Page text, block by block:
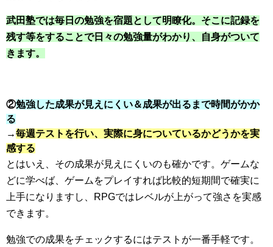
武田塾では毎日の勉強を宿題として明瞭化。そこに記録を
残す等をすることで日々の勉強量がわかり、自身がついて
きます。
②勉強した成果が見えにくい＆成果が出るまで時間がかか
る
→毎週テストを行い、実際に身についているかどうかを実
感する
とはいえ、その成果が見えにくいのも確かです。ゲームな
どに学べば、ゲームをプレイすれば比較的短期間で確実に
上手になりますし、RPGではレベルが上がって強さを実感
できます。
勉強での成果をチェックするにはテストが一番手軽です。